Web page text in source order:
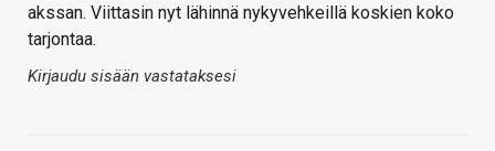
akssan. Viittasin nyt lähinnä nykyvehkeillä koskien koko
tarjontaa.
Kirjaudu sisään vastataksesi